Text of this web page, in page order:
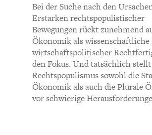
NEWSLETTER
ÜBER UNS
SUCHE
BODEN
CHARTBOOK
Bei der Suche nach den
Erstarken rechtspopulistischer
Bewegungen rückt zunehmend
Ökonomik als
wirtschaftspolitischer
den Fokus. Und tatsächlich
Rechtspopulismus sowohl die
Ökonomik als auch die Plurale
vor schwierige
KOMMENTIEREN (VIA EMAIL)
Richtlinien
Bisher noch kein Kommentar.